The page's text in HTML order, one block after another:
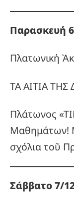
Παρασκευή
Πλατωνική
ΤΑ ΑΙΤΙΑ
Πλάτωνος
Μαθημάτων!
σχόλια τοῦ
Σάββατο 7/